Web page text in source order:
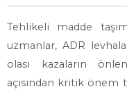
Tehlikeli madde
uzmanlar, ADR
olası kazaların
açısından kritik önem